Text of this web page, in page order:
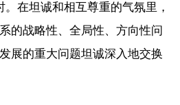
在坦诚和相互尊重的气氛里，
的战略性、全局性、方向性问
展的重大问题坦诚深入地交换